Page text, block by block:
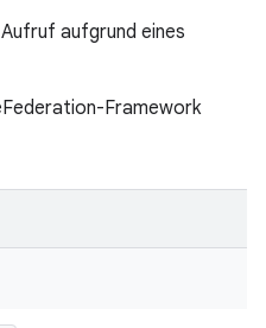
aufgrund eines
Framework